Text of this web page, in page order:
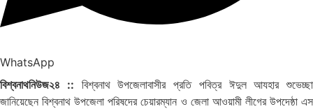
WhatsApp
বিশ্বনাথনিউজ২৪ :: বিশ্বনাথ উপজেলাবাসীর প্রতি পবিত্র ঈদুল আযহার শুভেচ্ছা
জানিয়েছেন বিশ্বনাথ উপজেলা পরিষদের চেয়ারম্যান ও জেলা আওয়ামী লীগের উপদেষ্ঠা এস